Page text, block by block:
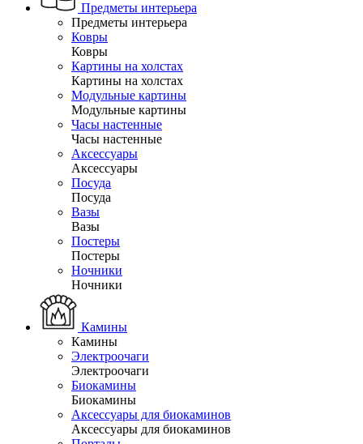
Предметы интерьера
Предметы интерьера
Ковры
Ковры
Картины на холстах
Картины на холстах
Модульные картины
Модульные картины
Часы настенные
Часы настенные
Аксессуары
Аксессуары
Посуда
Посуда
Вазы
Вазы
Постеры
Постеры
Ночники
Ночники
Камины
Камины
Электроочаги
Электроочаги
Биокамины
Биокамины
Аксессуары для биокаминов
Аксессуары для биокаминов